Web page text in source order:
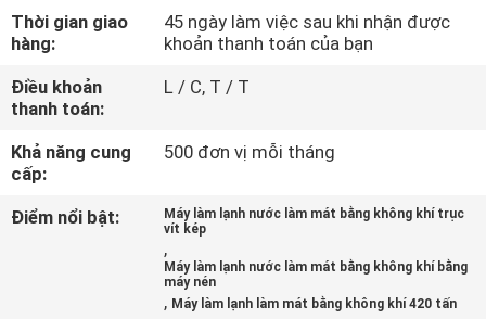
KIỂM
SOÁT
CHẤT
LƯỢNG
LIÊN
Thời gian giao
hàng:
45 ngày làm việc sau khi nhận được
khoản thanh toán của bạn
Điều khoản
thanh toán:
L / C, T / T
Khả năng cung
cấp:
500 đơn vị mỗi tháng
Điểm nổi bật:
Máy làm lạnh nước làm mát bằng không khí trục
vít kép
,
Máy làm lạnh nước làm mát bằng không khí bằng
máy nén
, Máy làm lạnh làm mát bằng không khí 420 tấn